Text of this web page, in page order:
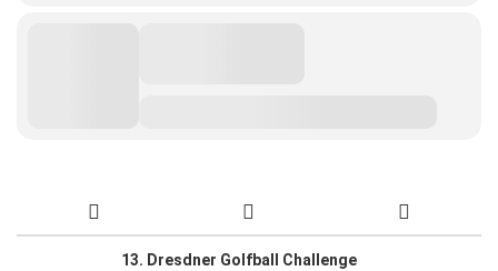
13. Dresdner Golfball Challenge